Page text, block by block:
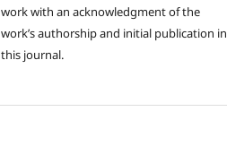
work with an acknowledgment of the
work’s authorship and initial publication in
this journal.